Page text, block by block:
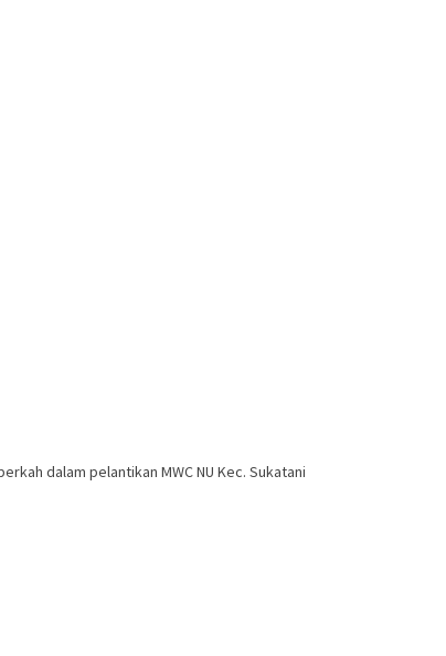
dalam pelantikan MWC NU Kec. Sukatani